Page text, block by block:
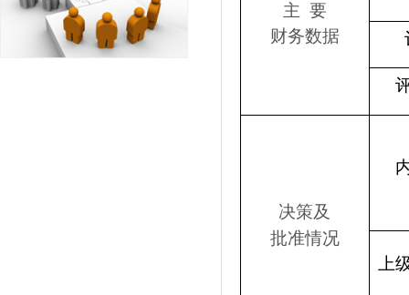
主 要
财务数据
决策及
批准情况
上